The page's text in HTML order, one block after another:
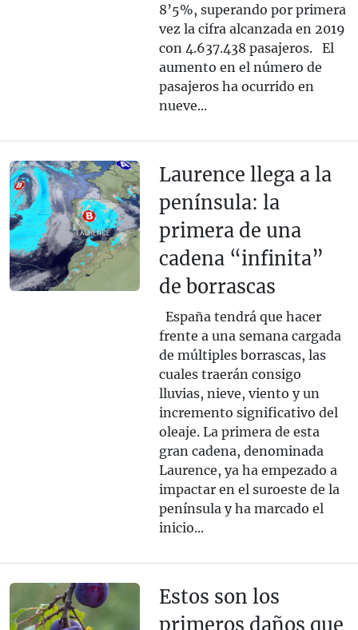
8’5%, superando por primera
vez la cifra alcanzada en 2019
con 4.637.438 pasajeros. El
aumento en el número de
pasajeros ha ocurrido en
nueve...
Laurence llega a la
península: la
primera de una
cadena “infinita”
de borrascas
España tendrá que hacer
frente a una semana cargada
de múltiples borrascas, las
cuales traerán consigo
lluvias, nieve, viento y un
incremento significativo del
oleaje. La primera de esta
gran cadena, denominada
Laurence, ya ha empezado a
impactar en el suroeste de la
península y ha marcado el
inicio...
Estos son los
primeros daños que